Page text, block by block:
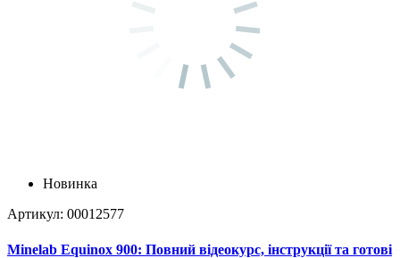
Новинка
Артикул: 00012577
Minelab Equinox 900: Повний відеокурс, інструкції та готові